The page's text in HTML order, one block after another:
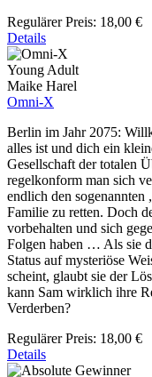
Regulärer Preis: 18,00 €
Details
Young Adult
Maike Harel
Omni-X
Berlin im Jahr 2075:
alles ist und dich ein
Gesellschaft der totalen
regelkonform man sich
endlich den sogenannten
Familie zu retten. Doch
vorbehalten und sich
Folgen haben … Als sie
Status auf mysteriöse
scheint, glaubt sie der
kann Sam wirklich ihre
Verderben?
Regulärer Preis: 18,00 €
Details